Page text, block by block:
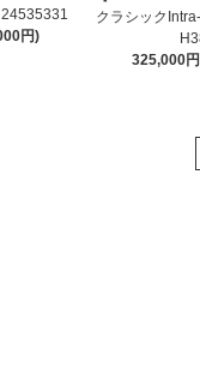
円)
クラシック
325,000